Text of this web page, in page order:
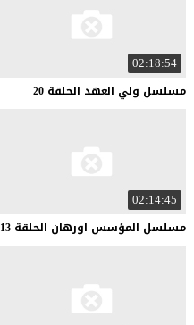
02:18:54
مسلسل ولي العهد الحلقة 20
02:14:45
مسلسل المؤسس اورهان الحلقة 13